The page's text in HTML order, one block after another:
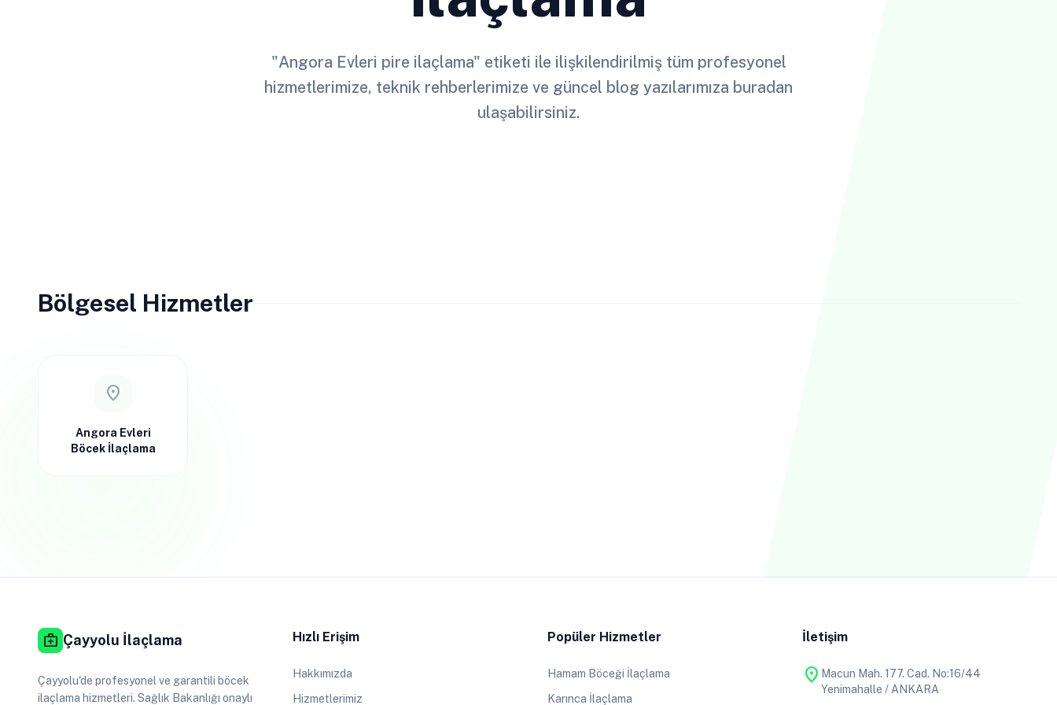
"Angora Evleri pire ilaçlama" etiketi ile ilişkilendirilmiş tüm profesyonel
hizmetlerimize, teknik rehberlerimize ve güncel blog yazılarımıza buradan
ulaşabilirsiniz.
Bölgesel Hizmetler
location_on
Angora Evleri
Böcek İlaçlama
medical_services Çayyolu İlaçlama
Çayyolu'de profesyonel ve garantili böcek
ilaçlama hizmetleri. Sağlık Bakanlığı onaylı
Hızlı Erişim
Hakkımızda
Hizmetlerimiz
Popüler Hizmetler
Hamam Böceği İlaçlama
Karınca İlaçlama
İletişim
location_on Macun Mah. 177. Cad. No:16/44
Yenimahalle / ANKARA